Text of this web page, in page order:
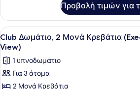
Κρεβάτι
(Executive,
Marina
Bay
View)
Δωμάτιο,
King
Κρεβάτι
(Executive,
Marina
Bay
Προβολή τιμών για
Προβολή
όλων
των
φωτογραφιών
για
Ένα
1
Club Δωμάτιο, 2 Μονά Κρεβάτια
View)
1 υπνοδωμάτιο
Για 3 άτομα
2 Μονά Κρεβάτια